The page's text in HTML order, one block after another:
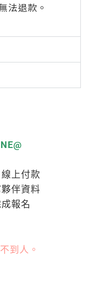
法退款 。
上付款
伴資料
報名
到人。